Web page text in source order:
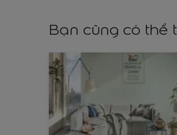
Bạn cũng có thể